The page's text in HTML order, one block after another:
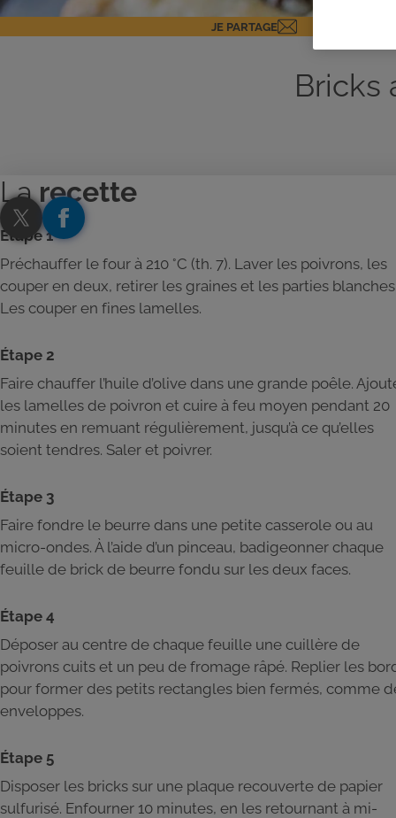
JE PARTAGE
Bricks
Larecette
Étape 1
Préchauffer le four à 210 °C (th. 7). Laver les poivrons, les
couper en deux, retirer les graines et les parties blanches.
Les couper en fines lamelles.
Étape 2
Faire chauffer l’huile d’olive dans une grande poêle.
les lamelles de poivron et cuire à feu moyen pendant 20
minutes en remuant régulièrement, jusqu’à ce qu’elles
soient tendres. Saler et poivrer.
Étape 3
Faire fondre le beurre dans une petite casserole ou au
micro-ondes. À l’aide d’un pinceau, badigeonner chaque
feuille de brick de beurre fondu sur les deux faces.
Étape 4
Déposer au centre de chaque feuille une cuillère de
poivrons cuits et un peu de fromage râpé. Replier les
pour former des petits rectangles bien fermés, comme
enveloppes.
Étape 5
Disposer les bricks sur une plaque recouverte de papier
sulfurisé. Enfourner 10 minutes, en les retournant à mi-